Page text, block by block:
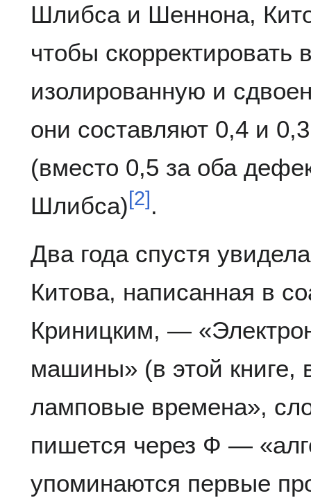
Шлибса и Шеннона,
чтобы
изолированную и
они составляют 0,4 и
(вместо 0,5 за оба
Шлибса)[2] .
Два года спустя
Китова, написанная в
Криницким, —
машины» (в этой
ламповые времена»,
пишется через Ф —
упоминаются первые